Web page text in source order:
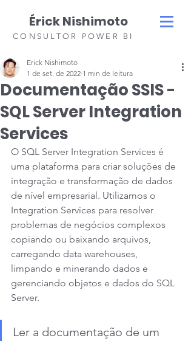
Érick Nishimoto
CONSULTOR POWER BI
Documentação SSIS -
SQL Server Integration
Services
Erick Nishimoto
1 de set. de 2022 1 min de leitura
O SQL Server Integration Services é
uma plataforma para criar soluções de
integração e transformação de dados
de nível empresarial. Utilizamos o
Integration Services para resolver
problemas de negócios complexos
copiando ou baixando arquivos,
carregando data warehouses,
limpando e minerando dados e
gerenciando objetos e dados do SQL
Server.
Ler a documentação de um